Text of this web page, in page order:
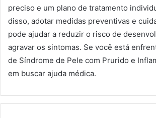
preciso e um plano de tratamento
disso, adotar medidas preventivas e
pode ajudar a reduzir o risco de
agravar os sintomas. Se você está
de Síndrome de Pele com Prurido e
em buscar ajuda médica.